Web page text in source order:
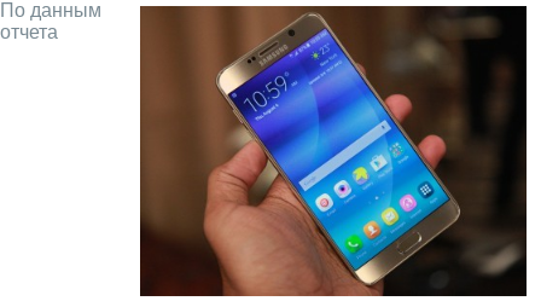
По данным
отчета